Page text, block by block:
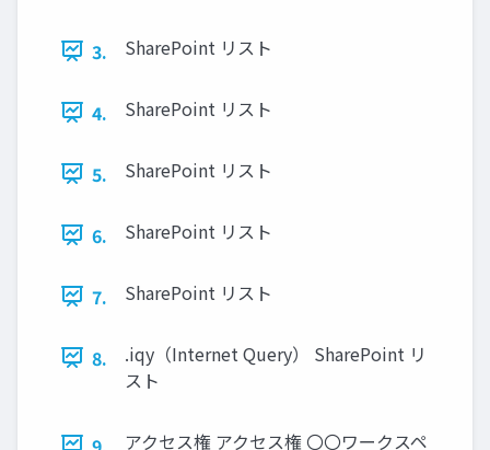
3. SharePoint リスト
4. SharePoint リスト
5. SharePoint リスト
6. SharePoint リスト
7. SharePoint リスト
8.
.iqy（Internet Query） SharePoint リ
スト
アクセス権 アクセス権 〇〇ワークスペ